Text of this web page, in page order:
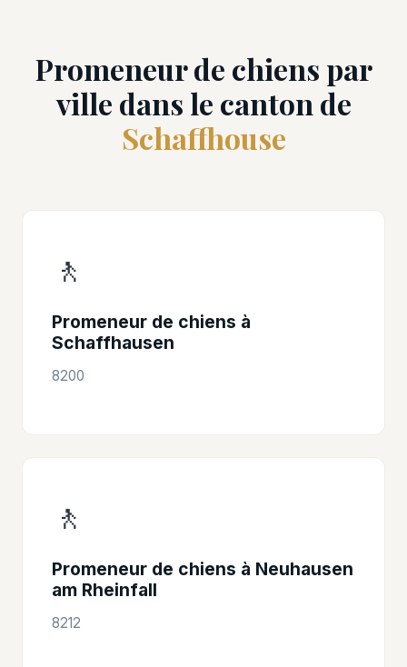
Promeneur de chiens par
ville dans le canton de
Schaffhouse
🚶
Promeneur de chiens à
Schaffhausen
8200
🚶
Promeneur de chiens à Neuhausen
am Rheinfall
8212